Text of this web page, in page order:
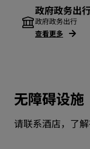
政府政务出
政府政务出行
查看更多
无障碍设施
请联系酒店，了